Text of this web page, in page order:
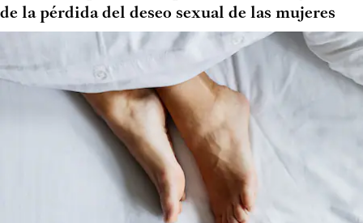
de la pérdida del deseo sexual de las mujeres